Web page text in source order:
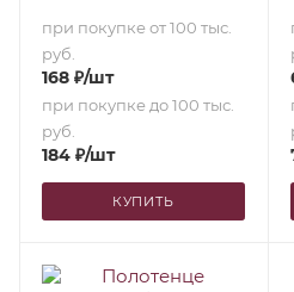
при покупке от 100 тыс.
руб.
168 ₽/шт
при покупке до 100 тыс.
руб.
184 ₽/шт
КУПИТЬ